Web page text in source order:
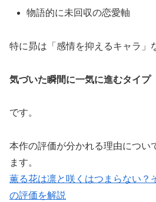
物語的に未回収の恋愛軸
特に昴は「感情を抑えるキャラ」
気づいた瞬間に一気に進むタイプ
です。
本作の評価が分かれる理由につい
ます。
薫る花は凛と咲くはつまらない？
の評価を解説